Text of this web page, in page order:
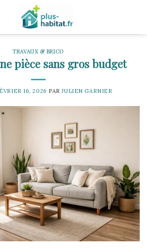
TRAVAUX & BRICO
pièce sans gros budget
16, 2026 PARJULIEN GARNIER